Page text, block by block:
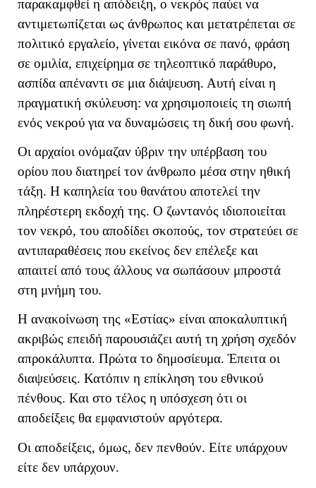
παρακαμφθεί η απόδειξη, ο νεκρός παύει να
αντιμετωπίζεται ως άνθρωπος και μετατρέπεται σε
πολιτικό εργαλείο, γίνεται εικόνα σε πανό, φράση
σε ομιλία, επιχείρημα σε τηλεοπτικό παράθυρο,
ασπίδα απέναντι σε μια διάψευση. Αυτή είναι η
πραγματική σκύλευση: να χρησιμοποιείς τη σιωπή
ενός νεκρού για να δυναμώσεις τη δική σου φωνή.
Οι αρχαίοι ονόμαζαν ύβριν την υπέρβαση του
ορίου που διατηρεί τον άνθρωπο μέσα στην ηθική
τάξη. Η καπηλεία του θανάτου αποτελεί την
πληρέστερη εκδοχή της. Ο ζωντανός ιδιοποιείται
τον νεκρό, του αποδίδει σκοπούς, τον στρατεύει σε
αντιπαραθέσεις που εκείνος δεν επέλεξε και
απαιτεί από τους άλλους να σωπάσουν μπροστά
στη μνήμη του.
Η ανακοίνωση της «Εστίας» είναι αποκαλυπτική
ακριβώς επειδή παρουσιάζει αυτή τη χρήση σχεδόν
απροκάλυπτα. Πρώτα το δημοσίευμα. Έπειτα οι
διαψεύσεις. Κατόπιν η επίκληση του εθνικού
πένθους. Και στο τέλος η υπόσχεση ότι οι
αποδείξεις θα εμφανιστούν αργότερα.
Οι αποδείξεις, όμως, δεν πενθούν. Είτε υπάρχουν
είτε δεν υπάρχουν.